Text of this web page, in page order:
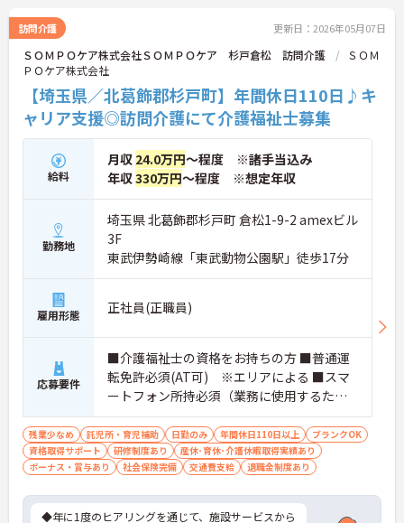
訪問介護 更新日：2026年05月07日
ＳＯＭＰＯケア株式会社ＳＯＭＰＯケア 杉戸倉松 訪問介護
ＳＯＭ
ＰＯケア株式会社
【埼玉県／北葛飾郡杉戸町】年間休日110日♪キ
ャリア支援◎訪問介護にて介護福祉士募集
給料
月収 24.0万円～程度 ※諸手当込み
年収330万円～程度 ※想定年収
勤務地
埼玉県 北葛飾郡杉戸町 倉松1-9-2 amexビル
3F
東武伊勢崎線「東武動物公園駅」徒歩17分
雇用形態 正社員(正職員)
応募要件
■介護福祉士の資格をお持ちの方 ■普通運
転免許必須(AT可) ※エリアによる ■スマ
ートフォン所持必須（業務に使用するた
め） ※ブランク可
残業少なめ 託児所・育児補助 日勤のみ 年間休日110日以上
ブランクOK
資格取得サポート
研修制度あり
産休･育休･介護休暇取得実績あり
ボーナス・賞与あり
社会保険完備 交通費支給 退職金制度あり
◆年に1度のヒアリングを通じて、施設サービスから